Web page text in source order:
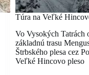
Túra na Veľké
Vo Vysokých Tatrách
základnú trasu
Štrbského plesa cez
Veľké Hincovo pleso